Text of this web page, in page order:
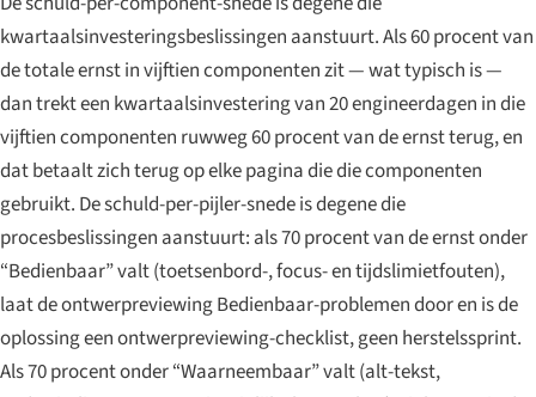
kwartaalsinvesteringsbeslissingen aanstuurt. Als 60 procent van
de totale ernst in vijftien componenten zit — wat typisch is —
dan trekt een kwartaalsinvestering van 20 engineerdagen in die
vijftien componenten ruwweg 60 procent van de ernst terug, en
dat betaalt zich terug op elke pagina die die componenten
gebruikt. De schuld-per-pijler-snede is degene die
procesbeslissingen aanstuurt: als 70 procent van de ernst onder
“Bedienbaar” valt (toetsenbord-, focus- en tijdslimietfouten),
laat de ontwerpreviewing Bedienbaar-problemen door en is de
oplossing een ontwerpreviewing-checklist, geen herstelssprint.
Als 70 procent onder “Waarneembaar” valt (alt-tekst,